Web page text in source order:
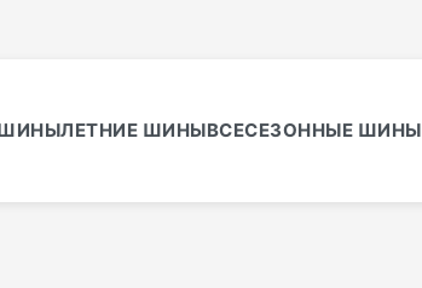
ЛЕТНИЕ ШИНЫВСЕСЕЗОННЫЕ ШИНЫ